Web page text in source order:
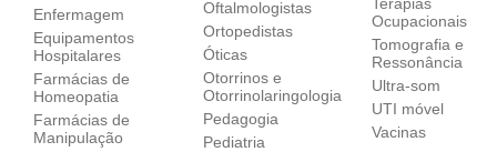
Enfermagem
Equipamentos
Hospitalares
Farmácias de
Homeopatia
Farmácias de
Manipulação
Oftalmologistas
Ortopedistas
Óticas
Otorrinos e
Otorrinolaringologia
Pedagogia
Pediatria
Ocupacionais
Tomografia e
Ressonância
Ultra-som
UTI móvel
Vacinas